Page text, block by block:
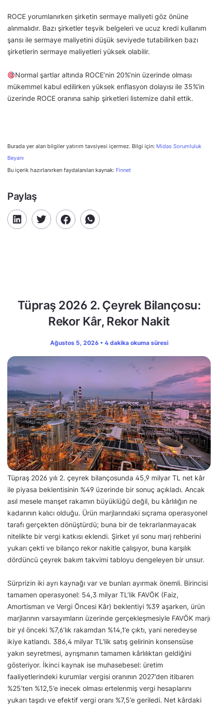
ROCE yorumlanırken şirketin sermaye maliyeti göz önüne
alınmalıdır. Bazı şirketler teşvik belgeleri ve ucuz kredi kullanım
şansı ile sermaye maliyetini düşük seviyede tutabilirken bazı
şirketlerin sermaye maliyetleri yüksek olabilir.
Normal şartlar altında ROCE’nin 20%’nin üzerinde olması
mükemmel kabul edilirken yüksek enflasyon dolayısı ile 35%’in
üzerinde ROCE oranına sahip şirketleri listemize dahil ettik.
Burada yer alan bilgiler yatırım tavsiyesi içermez. Bilgi için: Midas Sorumluluk
Beyanı
Bu içerik hazırlanırken faydalanılan kaynak: Finnet
Paylaş
Tüpraş 2026 2. Çeyrek Bilançosu:
Rekor Kâr, Rekor Nakit
Ağustos 5, 2026 • 4 dakika okuma süresi
Tüpraş 2026 yılı 2. çeyrek bilançosunda 45,9 milyar TL net kâr
ile piyasa beklentisinin %49 üzerinde bir sonuç açıkladı. Ancak
asıl mesele manşet rakamın büyüklüğü değil, bu kârlılığın ne
kadarının kalıcı olduğu. Ürün marjlarındaki sıçrama operasyonel
tarafı gerçekten dönüştürdü; buna bir de tekrarlanmayacak
nitelikte bir vergi katkısı eklendi. Şirket yıl sonu marj rehberini
yukarı çekti ve bilanço rekor nakitle çalışıyor, buna karşılık
dördüncü çeyrek bakım takvimi tabloyu dengeleyen bir unsur.
Sürprizin iki ayrı kaynağı var ve bunları ayırmak önemli. Birincisi
tamamen operasyonel: 54,3 milyar TL’lik FAVÖK (Faiz,
Amortisman ve Vergi Öncesi Kâr) beklentiyi %39 aşarken, ürün
marjlarının varsayımların üzerinde gerçekleşmesiyle FAVÖK marjı
bir yıl önceki %7,6’lık rakamdan %14,1’e çıktı, yani neredeyse
ikiye katlandı. 386,4 milyar TL’lik satış gelirinin konsensüse
yakın seyretmesi, ayrışmanın tamamen kârlılıktan geldiğini
gösteriyor. İkinci kaynak ise muhasebesel: üretim
faaliyetlerindeki kurumlar vergisi oranının 2027’den itibaren
%25’ten %12,5’e inecek olması ertelenmiş vergi hesaplarını
yukarı taşıdı ve efektif vergi oranı %7,5’e geriledi. Net kârdaki